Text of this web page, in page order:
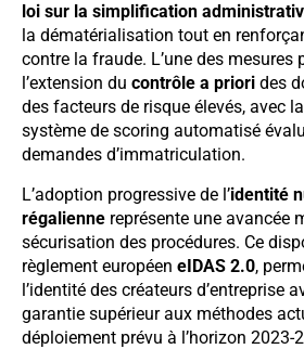
loi sur la simplification
la dématérialisation tout en
contre la fraude. L’une des mesures
l’extension du contrôle a priori des
des facteurs de risque élevés, avec
système de scoring automatisé
demandes d’immatriculation.
L’adoption progressive de l’identité
régalienne représente une avancée
sécurisation des procédures. Ce
règlement européen eIDAS 2.0,
l’identité des créateurs d’entreprise
garantie supérieur aux méthodes
déploiement prévu à l’horizon 2023-